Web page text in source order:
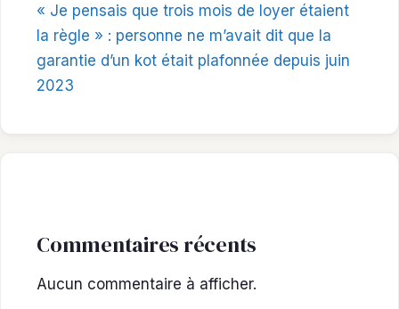
« Je pensais que trois mois de loyer étaient
la règle » : personne ne m’avait dit que la
garantie d’un kot était plafonnée depuis juin
2023
Commentaires récents
Aucun commentaire à afficher.